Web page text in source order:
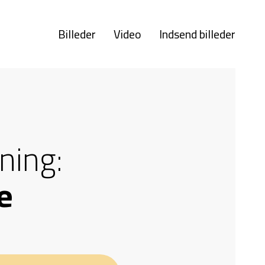
Billeder Video Indsend billeder